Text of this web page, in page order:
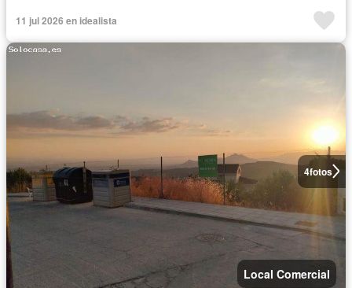
11 jul 2026 en idealista
4fotos
Local Comercial